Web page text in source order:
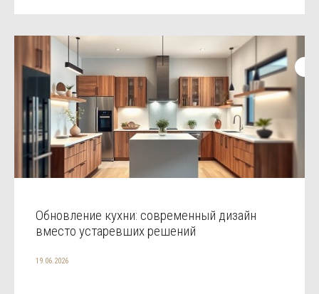
Обновление кухни: современный дизайн
вместо устаревших решений
19.06.2026